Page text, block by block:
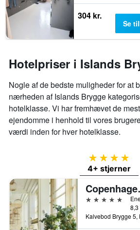
304 kr.
Se
Hotelpriser i Islands
Nogle af de bedste muligheder for at
nærheden af ​​Islands Brygge
hotelklasse. Vi har fremhævet de
ejendomme i henhold til vores
værdi inden for hver hotelklasse.
4 stjerner
4+ stjerner
5 stjerner
8,3